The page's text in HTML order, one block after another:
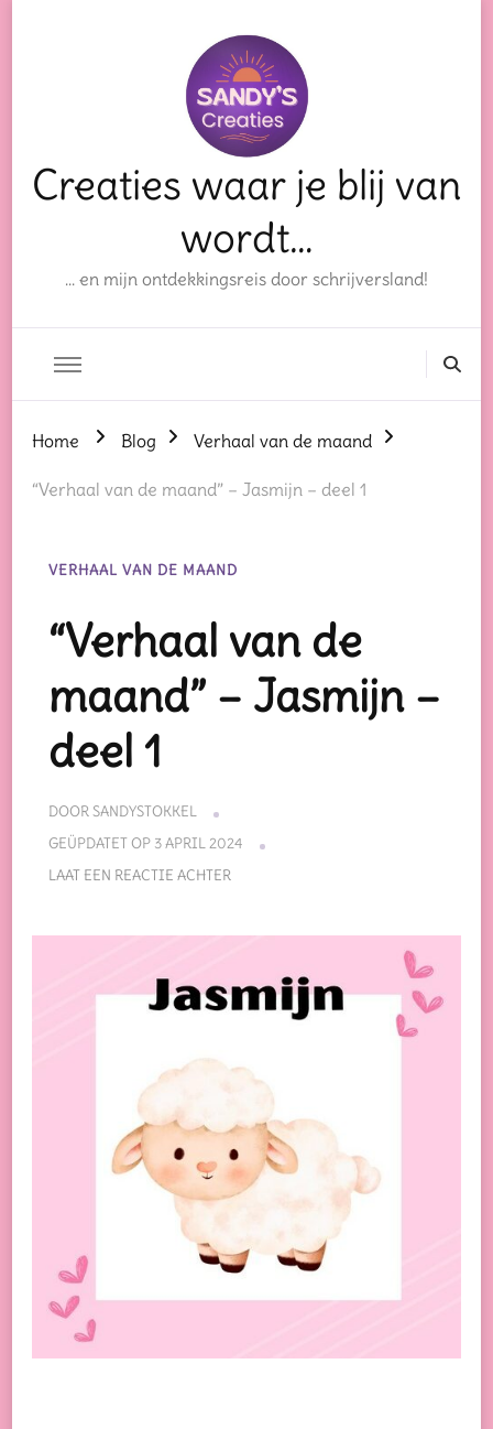
Creaties waar je blij van
wordt…
… en mijn ontdekkingsreis door schrijversland!
Home Blog Verhaal van de maand
“Verhaal van de maand” – Jasmijn – deel 1
VERHAAL VAN DE MAAND
“Verhaal van de
maand” – Jasmijn –
deel 1
DOORSANDYSTOKKEL
GEÜPDATET OP 3 APRIL 2024
LAAT EEN REACTIE ACHTER
DE
JASMIJN